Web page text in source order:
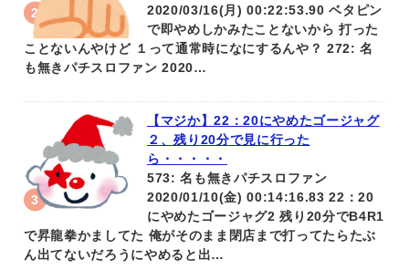
2020/03/16(月) 00:22:53.90 ベタピン
で即やめしかみたことないから 打った
ことないんやけど １って通常時になにするんや？ 272: 名
も無きパチスロファン 2020…
【マジか】22：20にやめたゴージャグ
２、残り20分で見に行った
ら・・・・・
573: 名も無きパチスロファン
2020/01/10(金) 00:14:16.83 22：20
にやめたゴージャグ2 残り20分でB4R1
で昇龍拳かましてた 俺がそのまま閉店まで打ってたらたぶ
ん出てないだろうにやめると出…